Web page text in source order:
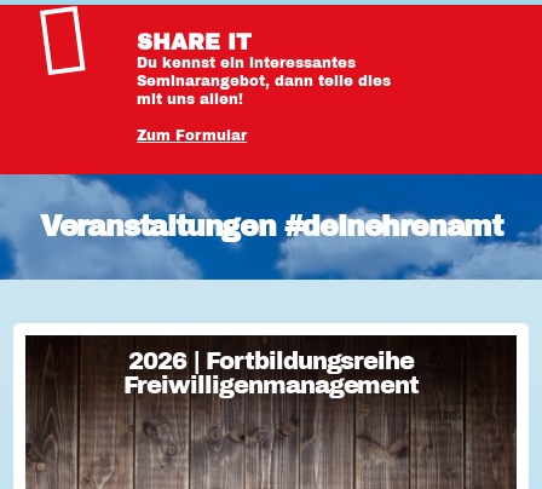
SHARE IT
Du kennst ein interessantes
Seminarangebot, dann teile dies
mit uns allen!
Zum Formular
Veranstaltungen #deinehrenamt
2026 | Fortbildungsreihe
Freiwilligenmanagement
2026 | Fortbildungsreihe
Freiwilligenmanagement
Freiwilligenmanagement Kompakt Strategisches
Freiwilligenmanagement und praktische Umsetzung Im Fokus
Teil 1 Für Engagement begeistern: Freiwillige gewinnen Im
Fokus Teil 2 Eine Frage der H...